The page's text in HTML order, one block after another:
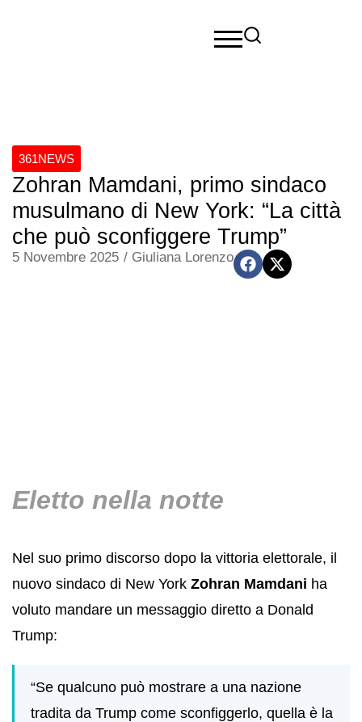
361NEWS
Zohran Mamdani, primo sindaco
musulmano di New York: “La città
che può sconfiggere Trump”
5 Novembre 2025 / Giuliana Lorenzo
Eletto nella notte
Nel suo primo discorso dopo la vittoria elettorale, il
nuovo sindaco di New York Zohran Mamdani ha
voluto mandare un messaggio diretto a Donald
Trump:
“Se qualcuno può mostrare a una nazione
tradita da Trump come sconfiggerlo, quella è la